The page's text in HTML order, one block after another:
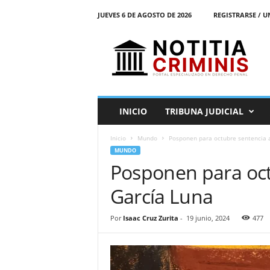
JUEVES 6 DE AGOSTO DE 2026 REGISTRARSE /
l
INICIO TRIBUNA JUDICIAL
Inicio Mundo Posponen para octubre sentencia
MUNDO
Posponen para
García Luna
Por Isaac Cruz Zurita - 19 junio, 2024 477